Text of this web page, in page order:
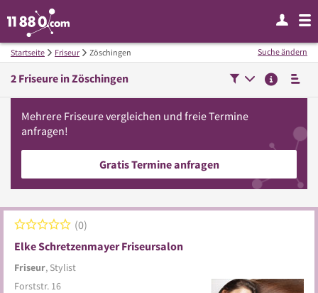
Startseite Friseur Zöschingen
2 Friseure inZöschingen
Suche ändern
Mehrere Friseurevergleichen und freie Termine
anfragen!
Gratis Termine anfragen
Elke Schretzenmayer Friseursalon
Friseur, Stylist
0
Forststr. 16